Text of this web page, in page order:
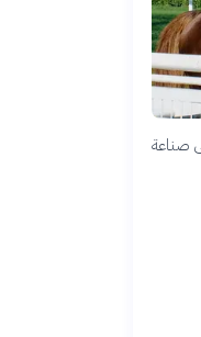
صناعة